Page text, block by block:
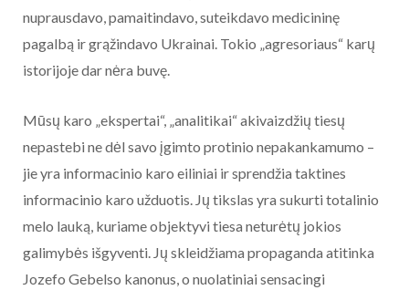
nuprausdavo, pamaitindavo, suteikdavo medicininę
pagalbą ir grąžindavo Ukrainai. Tokio „agresoriaus“ karų
istorijoje dar nėra buvę.
Mūsų karo „ekspertai“, „analitikai“ akivaizdžių tiesų
nepastebi ne dėl savo įgimto protinio nepakankamumo –
jie yra informacinio karo eiliniai ir sprendžia taktines
informacinio karo užduotis. Jų tikslas yra sukurti totalinio
melo lauką, kuriame objektyvi tiesa neturėtų jokios
galimybės išgyventi. Jų skleidžiama propaganda atitinka
Jozefo Gebelso kanonus, o nuolatiniai sensacingi